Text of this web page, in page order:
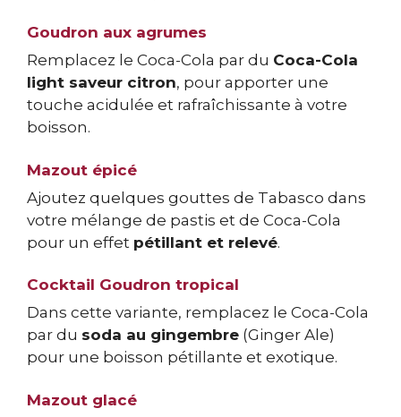
Goudron aux agrumes
Remplacez le Coca-Cola par du Coca-Cola
light saveur citron, pour apporter une
touche acidulée et rafraîchissante à votre
boisson.
Mazout épicé
Ajoutez quelques gouttes de Tabasco dans
votre mélange de pastis et de Coca-Cola
pour un effet pétillant et relevé.
Cocktail Goudron tropical
Dans cette variante, remplacez le Coca-Cola
par du soda au gingembre (Ginger Ale)
pour une boisson pétillante et exotique.
Mazout glacé